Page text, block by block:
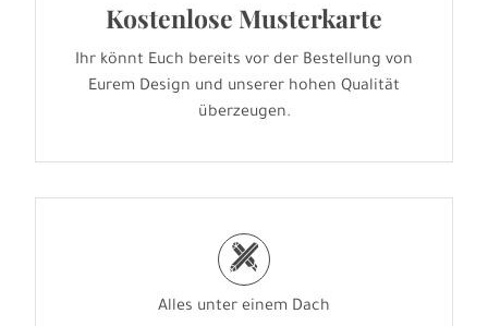
Kostenlose Musterkarte
Ihr könnt Euch bereits vor der Bestellung von
Eurem Design und unserer hohen Qualität
überzeugen.
h
Alles unter einem Dach